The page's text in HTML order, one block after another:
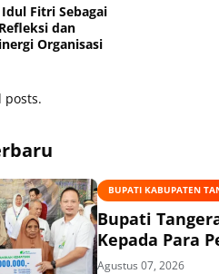
Fitri Sebagai
dan
Organisasi
posts.
BUPATI KABUPATEN
Bupati
Kepada Para
Agustus 07, 2026